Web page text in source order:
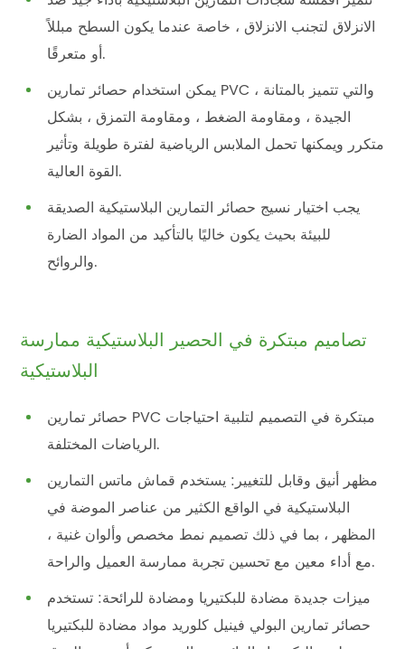
الانزلاق لتجنب الانزلاق ، خاصة عندما يكون السطح مبللاً
أو متعرقًا.
يمكن استخدام حصائر تمارين PVC ، والتي تتميز بالمتانة
الجيدة ، ومقاومة الضغط ، ومقاومة التمزق ، بشكل
متكرر ويمكنها تحمل الملابس الرياضية لفترة طويلة وتأثير
القوة العالية.
يجب اختيار نسيج حصائر التمارين البلاستيكية الصديقة
للبيئة بحيث يكون خاليًا بالتأكيد من المواد الضارة
والروائح.
تصاميم مبتكرة في الحصير البلاستيكية ممارسة
البلاستيكية
حصائر تمارين PVC مبتكرة في التصميم لتلبية احتياجات
الرياضات المختلفة.
مظهر أنيق وقابل للتغيير: يستخدم قماش ماتس التمارين
البلاستيكية في الواقع الكثير من عناصر الموضة في
المظهر ، بما في ذلك تصميم نمط مخصص وألوان غنية ،
مع أداء معين مع تحسين تجربة ممارسة العميل والراحة.
ميزات جديدة مضادة للبكتيريا ومضادة للرائحة: تستخدم
حصائر تمارين البولي فينيل كلوريد مواد مضادة للبكتيريا